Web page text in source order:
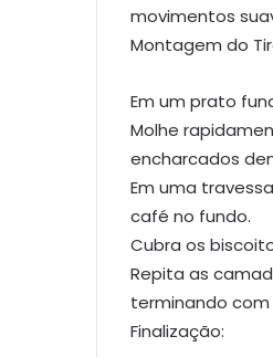
movimentos
Montagem do
Em um prato
Molhe
encharcados
Em uma
café no fundo.
Cubra os
Repita as
terminando
Finalização: